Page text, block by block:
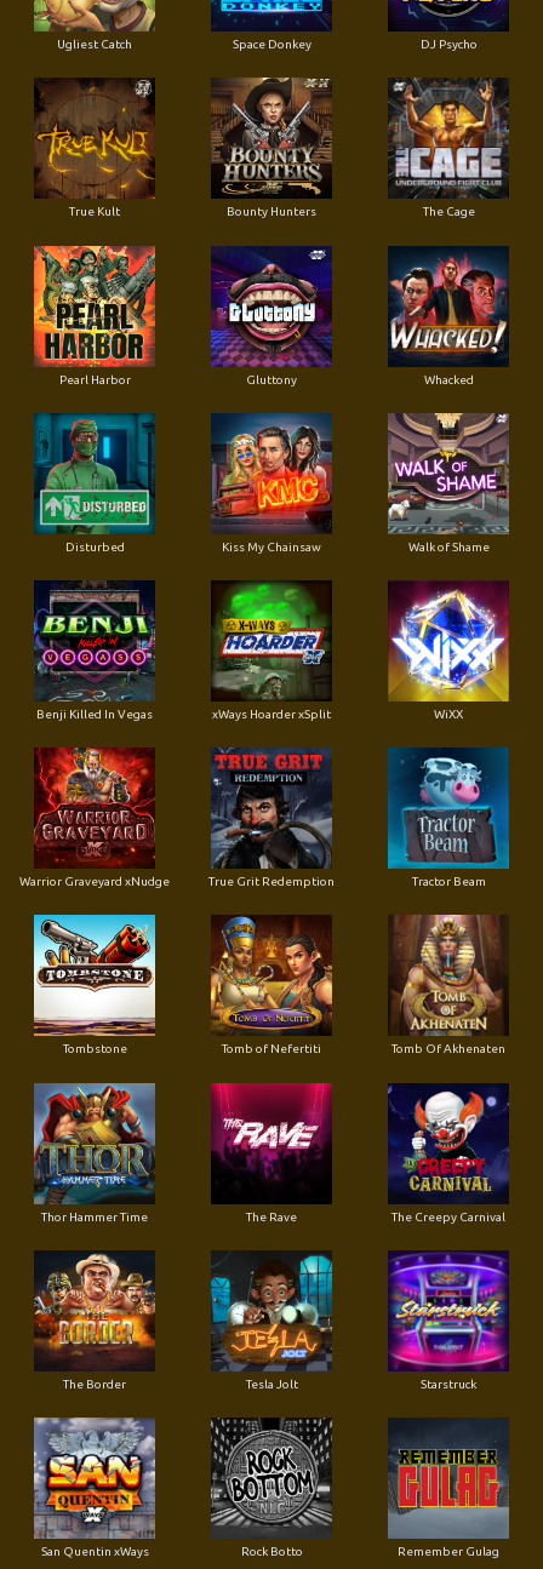
Ugliest Catch Space Donkey DJ Psycho
True Kult Bounty Hunters The Cage
Pearl Harbor Gluttony Whacked
Disturbed Kiss My Chainsaw Walk of Shame
Benji Killed In Vegas xWays Hoarder xSplit WiXX
Warrior Graveyard xNudge True Grit Redemption Tractor Beam
Tombstone Tomb of Nefertiti Tomb Of Akhenaten
Thor Hammer Time The Rave The Creepy Carnival
The Border Tesla Jolt Starstruck
San Quentin xWays Rock Botto Remember Gulag